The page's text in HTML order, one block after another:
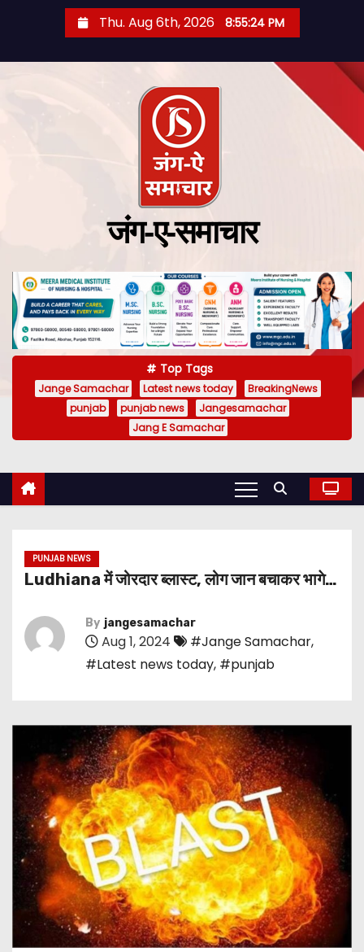
Thu. Aug 6th, 2026 8:55:25 PM
जंग-ए-समाचार
Top Tags
Jange Samachar Latest news today
BreakingNews
punjab
punjab news
Jangesamachar
Jang E Samachar
PUNJAB NEWS
Ludhiana में जोरदार ब्लास्ट, लोग जान बचाकर भागे…
By jangesamachar
Aug 1, 2024 #Jange Samachar,
#Latest news today, #punjab